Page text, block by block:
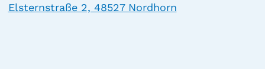
Elsternstraße 2, 48527 Nordhorn